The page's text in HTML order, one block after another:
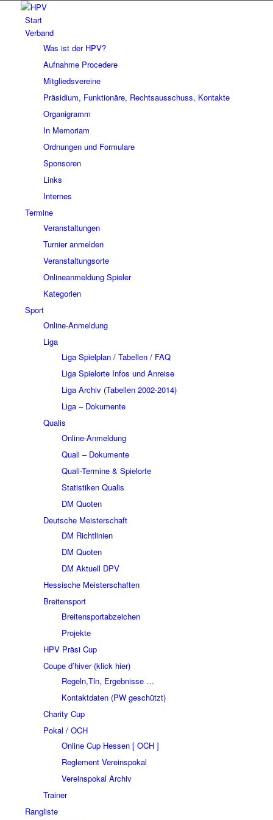
Start
Verband
Was ist der HPV?
Aufnahme Procedere
Mitgliedsvereine
Präsidium, Funktionäre, Rechtsausschuss, Kontakte
Organigramm
In Memoriam
Ordnungen und Formulare
Sponsoren
Links
Internes
Termine
Veranstaltungen
Turnier anmelden
Veranstaltungsorte
Onlineanmeldung Spieler
Kategorien
Sport
Online-Anmeldung
Liga
Liga Spielplan / Tabellen / FAQ
Liga Spielorte Infos und Anreise
Liga Archiv (Tabellen 2002-2014)
Liga – Dokumente
Qualis
Online-Anmeldung
Quali – Dokumente
Quali-Termine & Spielorte
Statistiken Qualis
DM Quoten
Deutsche Meisterschaft
DM Richtlinien
DM Quoten
DM Aktuell DPV
Hessische Meisterschaften
Breitensport
Breitensportabzeichen
Projekte
HPV Präsi Cup
Coupe d’hiver (klick hier)
Regeln,Tln, Ergebnisse …
Kontaktdaten (PW geschützt)
Charity Cup
Pokal / OCH
Online Cup Hessen [ OCH ]
Reglement Vereinspokal
Vereinspokal Archiv
Trainer
Rangliste